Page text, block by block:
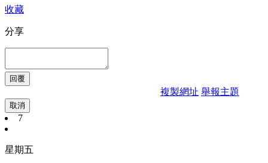
收藏
分享
複製網址 舉報主題
取消
7
星期五